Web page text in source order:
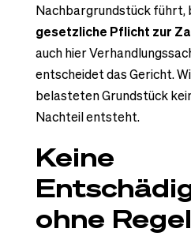
Nachbargrundstück führt,
gesetzliche Pflicht zur
auch hier
entscheidet das Gericht.
belasteten Grundstück
Nachteil entsteht.
Keine
ohne